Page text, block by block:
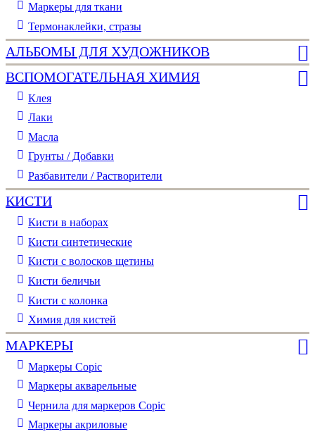
Маркеры для ткани
Термонаклейки, стразы
АЛЬБОМЫ ДЛЯ ХУДОЖНИКОВ
ВСПОМОГАТЕЛЬНАЯ ХИМИЯ
Клея
Лаки
Масла
Грунты / Добавки
Разбавители / Растворители
КИСТИ
Кисти в наборах
Кисти синтетические
Кисти с волосков щетины
Кисти беличьи
Кисти с колонка
Химия для кистей
МАРКЕРЫ
Маркеры Copic
Маркеры акварельные
Чернила для маркеров Copic
Маркеры акриловые